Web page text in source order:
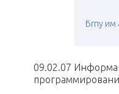
Бгпу
09.02.07